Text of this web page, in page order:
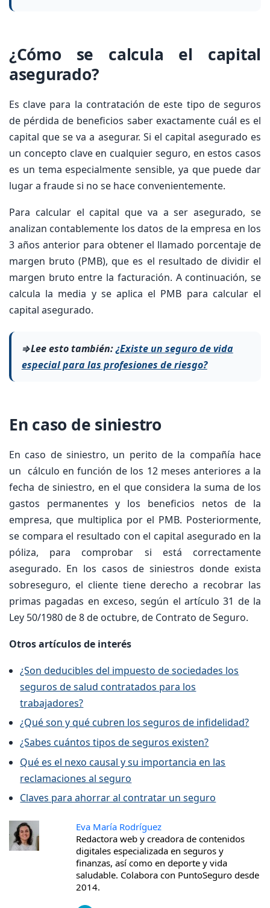
¿Cómo se calcula el capital
asegurado?
Es clave para la contratación de este tipo de seguros
de pérdida de beneficios saber exactamente cuál es el
capital que se va a asegurar. Si el capital asegurado es
un concepto clave en cualquier seguro, en estos casos
es un tema especialmente sensible, ya que puede dar
lugar a fraude si no se hace convenientemente.
Para calcular el capital que va a ser asegurado, se
analizan contablemente los datos de la empresa en los
3 años anterior para obtener el llamado porcentaje de
margen bruto (PMB), que es el resultado de dividir el
margen bruto entre la facturación. A continuación, se
calcula la media y se aplica el PMB para calcular el
capital asegurado.
⇒Lee esto también:¿Existe un seguro de vida
especial para las profesiones de riesgo?
En caso de siniestro
En caso de siniestro, un perito de la compañía hace
un cálculo en función de los 12 meses anteriores a la
fecha de siniestro, en el que considera la suma de los
gastos permanentes y los beneficios netos de la
empresa, que multiplica por el PMB. Posteriormente,
se compara el resultado con el capital asegurado en la
póliza, para comprobar si está correctamente
asegurado. En los casos de siniestros donde exista
sobreseguro, el cliente tiene derecho a recobrar las
primas pagadas en exceso, según el artículo 31 de la
Ley 50/1980 de 8 de octubre, de Contrato de Seguro.
Otros artículos de interés
¿Son deducibles del impuesto de sociedades los
seguros de salud contratados para los
trabajadores?
¿Qué son y qué cubren los seguros de infidelidad?
¿Sabes cuántos tipos de seguros existen?
Qué es el nexo causal y su importancia en las
reclamaciones al seguro
Claves para ahorrar al contratar un seguro
Eva María Rodríguez
Redactora web y creadora de contenidos
digitales especializada en seguros y
finanzas, así como en deporte y vida
saludable. Colabora con PuntoSeguro desde
2014.